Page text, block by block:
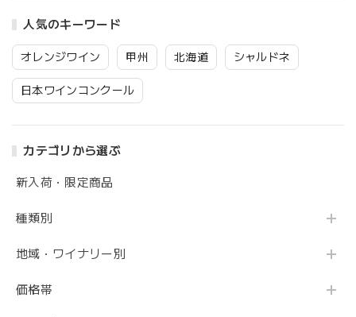
人気のキーワード
オレンジワイン 甲州 北海道 シャルドネ
日本ワインコンクール
カテゴリから選ぶ
新入荷・限定商品
種類別
地域・ワイナリー別
価格帯